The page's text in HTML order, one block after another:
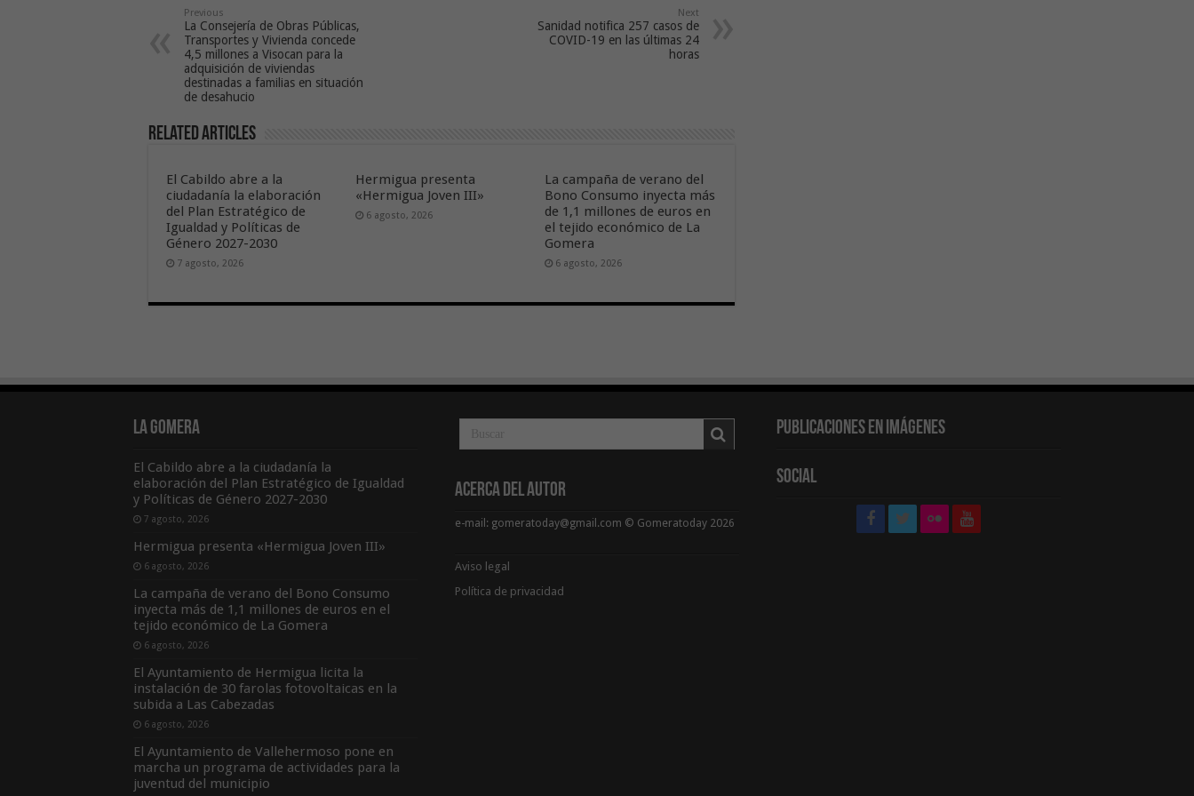
Previous
La Consejería de Obras Públicas,
Transportes y Vivienda concede
4,5 millones a Visocan para la
adquisición de viviendas
destinadas a familias en situación
de desahucio
Next
Sanidad notifica 257 casos de
COVID-19 en las últimas 24
horas
Related Articles
El Cabildo abre a la
ciudadanía la elaboración
del Plan Estratégico de
Igualdad y Políticas de
Género 2027-2030
7 agosto, 2026
Hermigua presenta
«Hermigua Joven III»
6 agosto, 2026
La campaña de verano del
Bono Consumo inyecta más
de 1,1 millones de euros en
el tejido económico de La
Gomera
6 agosto, 2026
La Gomera
El Cabildo abre a la ciudadanía la
elaboración del Plan Estratégico de Igualdad
y Políticas de Género 2027-2030
7 agosto, 2026
Hermigua presenta «Hermigua Joven III»
6 agosto, 2026
La campaña de verano del Bono Consumo
inyecta más de 1,1 millones de euros en el
tejido económico de La Gomera
6 agosto, 2026
El Ayuntamiento de Hermigua licita la
instalación de 30 farolas fotovoltaicas en la
subida a Las Cabezadas
6 agosto, 2026
El Ayuntamiento de Vallehermoso pone en
marcha un programa de actividades para la
juventud del municipio
Acerca del Autor
e-mail: gomeratoday@gmail.com © Gomeratoday 2026
Aviso legal
Política de privacidad
Publicaciones en Imágenes
Social